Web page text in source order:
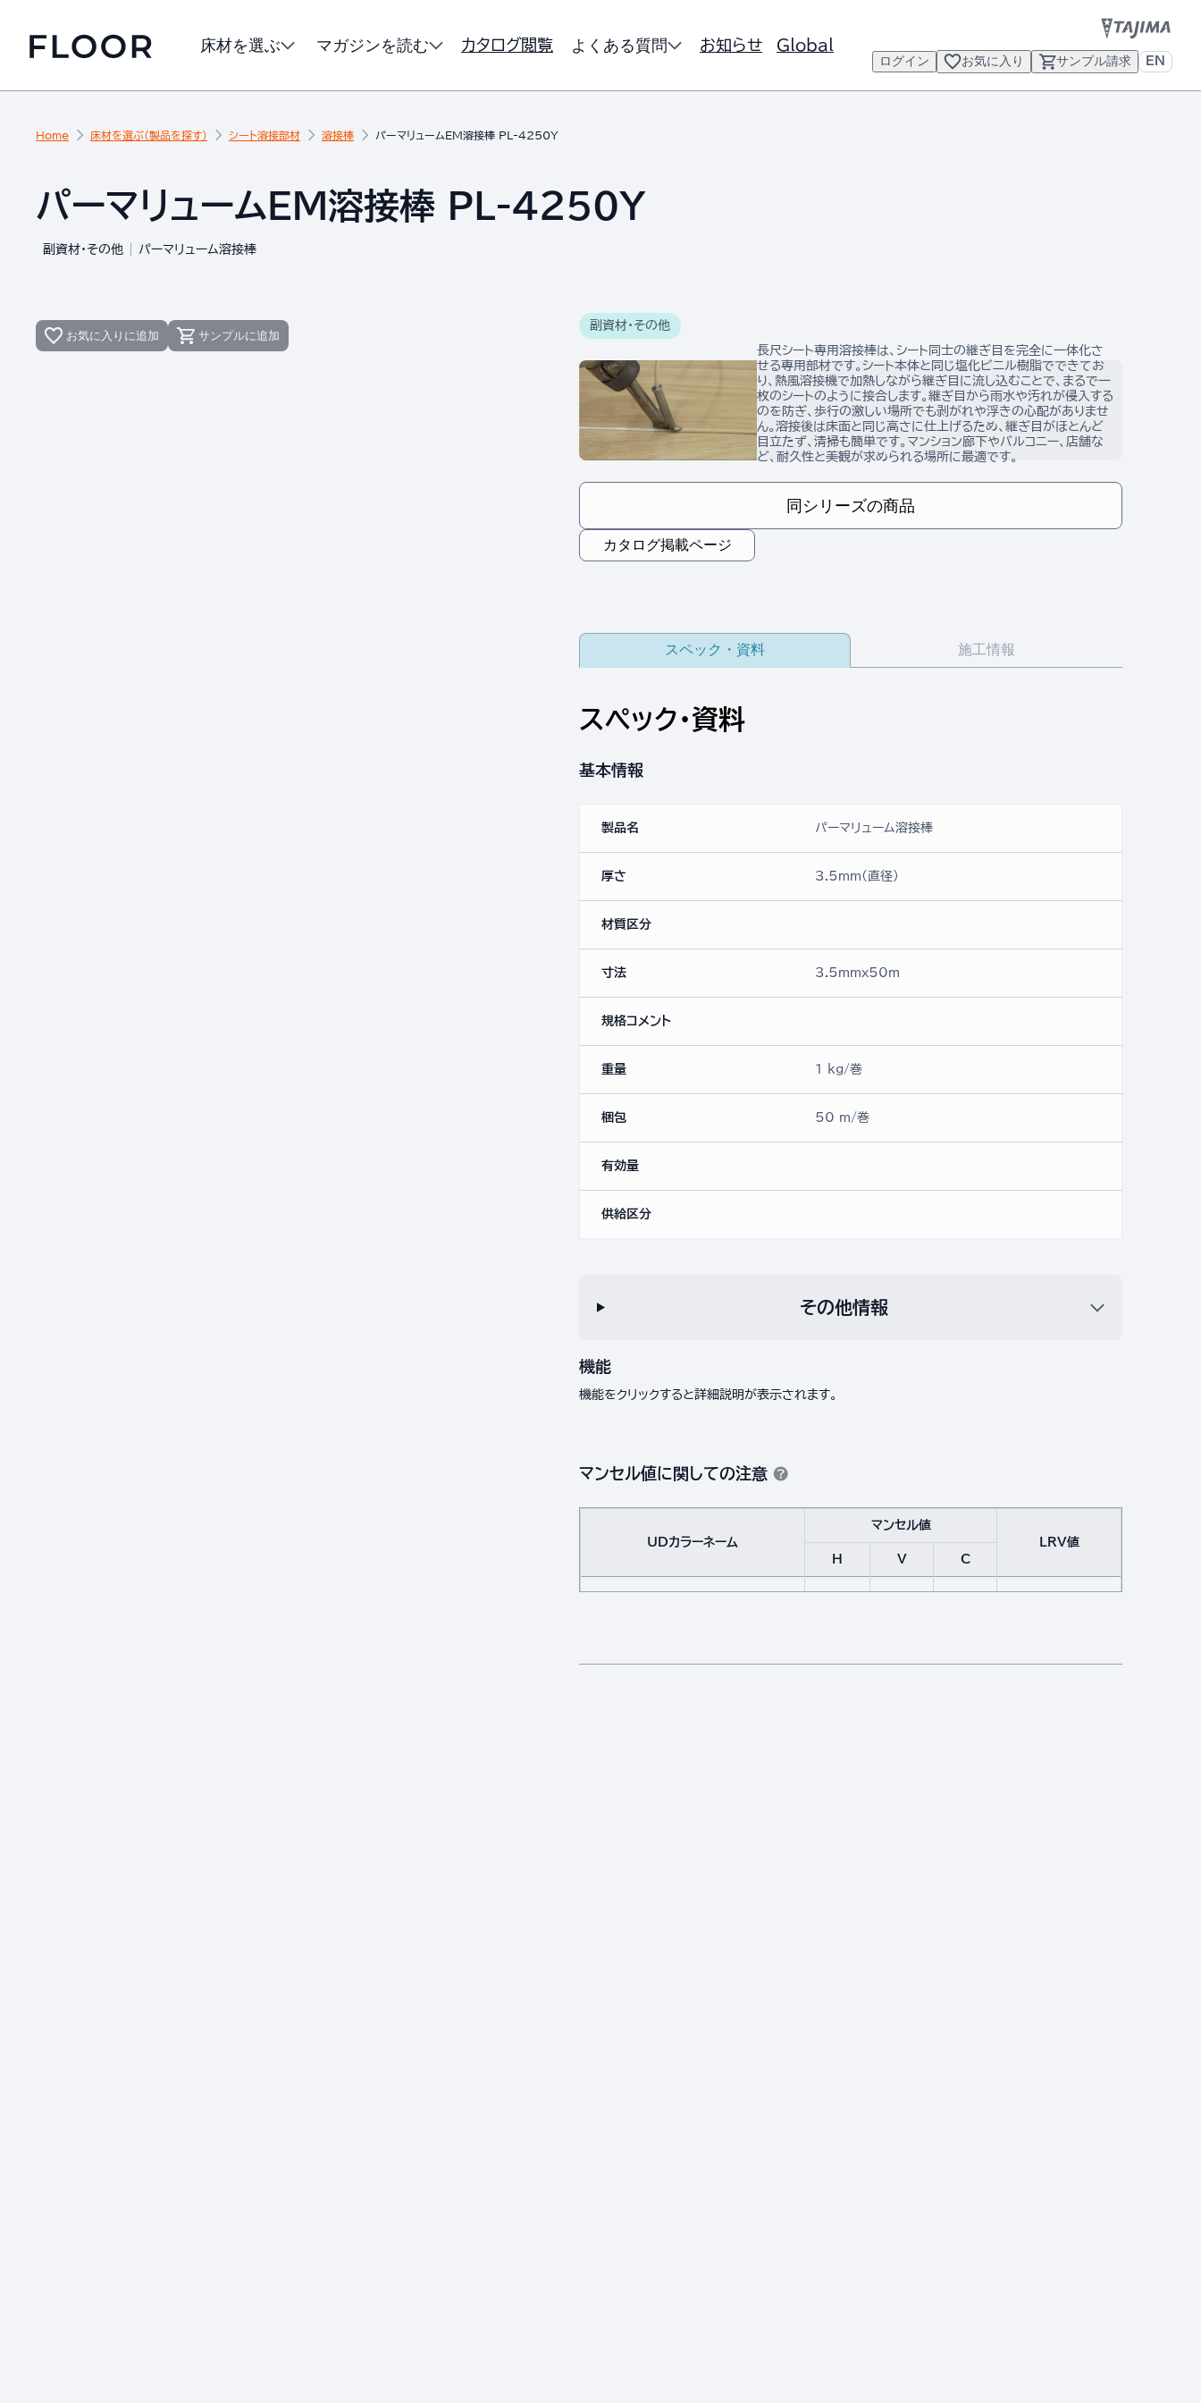
床材を選ぶ マガジンを読む カタログ閲覧 よくある質問 お知らせ Global
ログイン お気に入り サンプル請求 EN
Home 床材を選ぶ（製品を探す） シート溶接部材 溶接棒 パーマリュームEM溶接棒 PL-4250Y
パーマリュームEM溶接棒 PL-4250Y
副資材・その他 パーマリューム溶接棒
お気に入りに追加 サンプルに追加
副資材・その他
長尺シート専用溶接棒は、シート同士の継ぎ目を完全に一体化さ
せる専用部材です。シート本体と同じ塩化ビニル樹脂でできてお
り、熱風溶接機で加熱しながら継ぎ目に流し込むことで、まるで一
枚のシートのように接合します。継ぎ目から雨水や汚れが侵入する
のを防ぎ、歩行の激しい場所でも剥がれや浮きの心配がありませ
ん。溶接後は床面と同じ高さに仕上げるため、継ぎ目がほとんど
目立たず、清掃も簡単です。マンション廊下やバルコニー、店舗な
ど、耐久性と美観が求められる場所に最適です。
同シリーズの商品
カタログ掲載ページ
スペック・資料 施工情報
スペック・資料
基本情報
製品名 パーマリューム溶接棒
厚さ 3.5mm(直径)
材質区分
寸法 3.5mmx50ｍ
規格コメント
重量 1 kg/巻
梱包 50 m/巻
有効量
供給区分
その他情報
機能
機能をクリックすると詳細説明が表示されます。
マンセル値に関しての注意
UDカラーネーム
マンセル値
LRV値
H
V C